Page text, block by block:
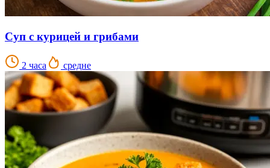
Суп с курицей и грибами
2 часа средне